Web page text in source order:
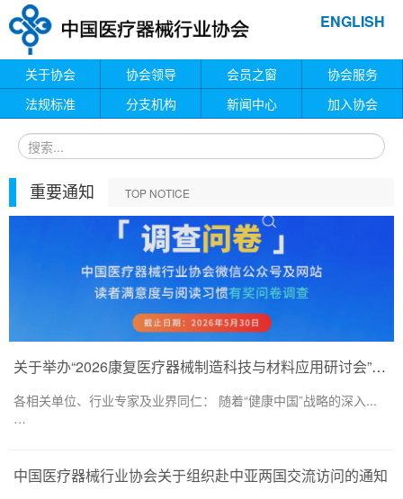
ENGLISH
关于协会 协会领导 会员之窗
协会服务
法规标准
分支机构 新闻中心 加入协会
重要通知 TOP NOTICE
关于举办“2026康复医疗器械制造科技与材料应用研讨会”的通知
各相关单位、行业专家及业界同仁： 随着“健康中国”战略的深入...
…
中国医疗器械行业协会关于组织赴中亚两国交流访问的通知